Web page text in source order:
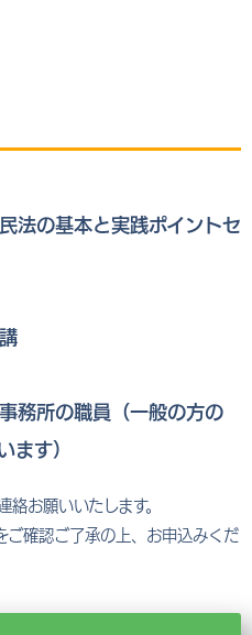
法の基本と実践ポイントセ
務所の職員（一般の方の
ます）
お願いいたします。
ご確認ご了承の上、お申込みくだ